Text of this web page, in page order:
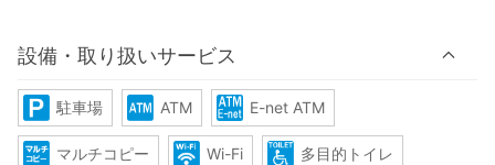
設備・取り扱いサービス
駐車場 ATM E-net ATM
マルチコピー Wi-Fi 多目的トイレ